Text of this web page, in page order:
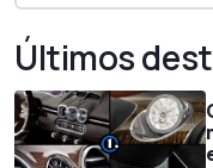
Últimos